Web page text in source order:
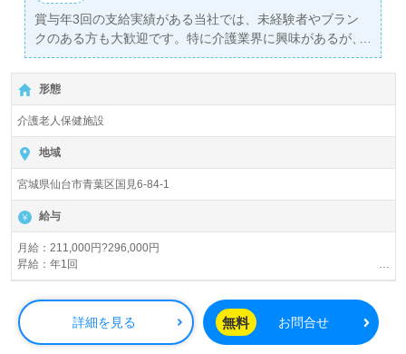
賞与年3回の支給実績がある当社では、未経験者やブラン
クのある方も大歓迎です。特に介護業界に興味があるが、
経験が不安な方にとって、充実した研修制度やサポート体
制が整っていますので、安心して新たなスタートを切るこ
とができます。さらに、年間休日110日以上を確保してお
り、プライベートとの両立が可能な働き方を実現していま
す。各種手当も豊富に用意されており、生活の安定を図れ
る点も大きな魅力です。
職場環境は非常に活気に満ちており、チームとしての連携
がしっかりしているため、安心して業務に集中できます。
医療・福祉業界での正社員やパート求人をお探しの方は、
ぜひ【ウィルオブ介護】にご相談ください。LINEやメー
ル、お電話でのお問い合わせをお待ちしております。転職
相談や求人紹介、年収交渉などのサービスはすべて無料で
提供しており、非公開求人も取り扱っています。転職支援
のプロと一緒に新たな一歩を踏み出すチャンスをお見逃し
なく。
形態
介護老人保健施設
地域
宮城県仙台市青葉区国見6-84-1
給与
月給：211,000円?296,000円
昇給：年1回
賞与：過去実績年3回・計4.20月分
住宅手当：15,000円?30,000円
夜勤手当：6,000円/回
配偶者手当：7,000円
子ども手当：10,000円/人
詳細を見る 無料 お問合せ